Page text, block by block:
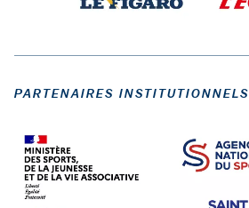
PARTENAIRES INSTITUTIONNELS